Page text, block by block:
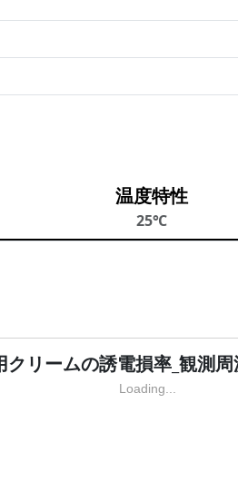
温度特性
25℃
クリームの誘電損率_観測
Loading...